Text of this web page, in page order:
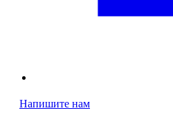
Напишите нам